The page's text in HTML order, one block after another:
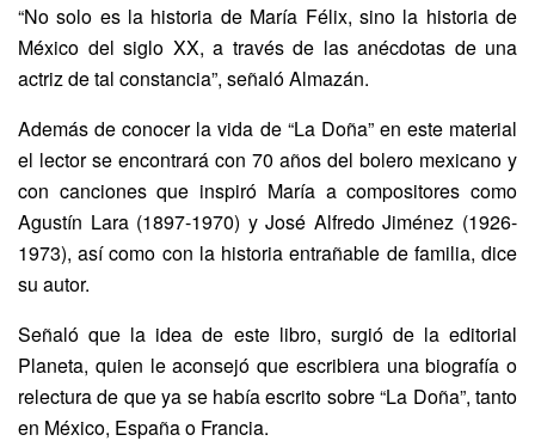
“No solo es la historia de María Félix, sino la historia de
México del siglo XX, a través de las anécdotas de una
actriz de tal constancia”, señaló Almazán.
Además de conocer la vida de “La Doña” en este material
el lector se encontrará con 70 años del bolero mexicano y
con canciones que inspiró María a compositores como
Agustín Lara (1897-1970) y José Alfredo Jiménez (1926-
1973), así como con la historia entrañable de familia, dice
su autor.
Señaló que la idea de este libro, surgió de la editorial
Planeta, quien le aconsejó que escribiera una biografía o
relectura de que ya se había escrito sobre “La Doña”, tanto
en México, España o Francia.